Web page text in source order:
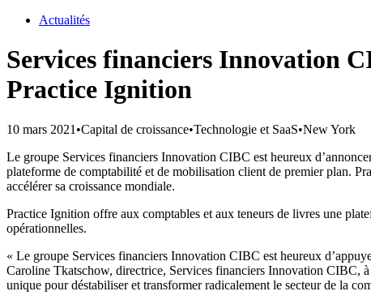
Actualités
Services financiers Innovation
Practice Ignition
10 mars 2021 •Capital de croissance•Technologie et SaaS•New York
Le groupe Services financiers Innovation CIBC est heureux
plateforme de comptabilité et de mobilisation client de premier plan.
accélérer sa croissance mondiale.
Practice Ignition offre aux comptables et aux teneurs de livres une
opérationnelles.
« Le groupe Services financiers Innovation CIBC est heureux
Caroline Tkatschow, directrice, Services financiers Innovation CIBC,
unique pour déstabiliser et transformer radicalement le secteur de la